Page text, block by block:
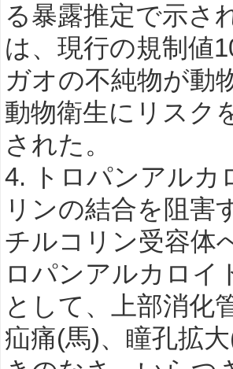
る暴露推定で示さ
は、現行の規制値
ガオの不純物が動
動物衛生にリスク
された。
4. トロパンアルカ
リンの結合を阻害
チルコリン受容体
ロパンアルカロイ
として、上部消化
疝痛(馬)、瞳孔拡